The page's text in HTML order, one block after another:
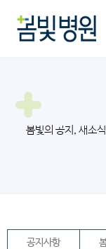
봄빛의 공지, 새소
공지사항